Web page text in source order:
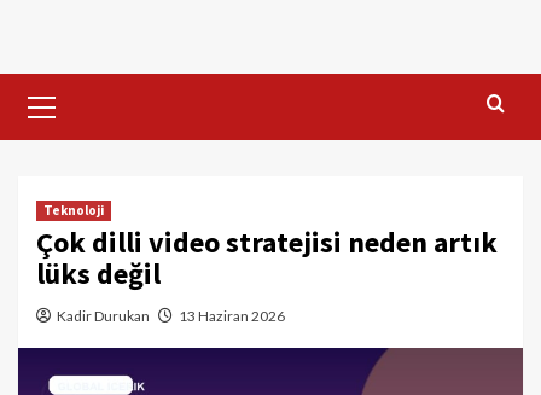
content
Menu
Teknoloji
Çok dilli video stratejisi neden artık
lüks değil
Kadir Durukan 13 Haziran 2026